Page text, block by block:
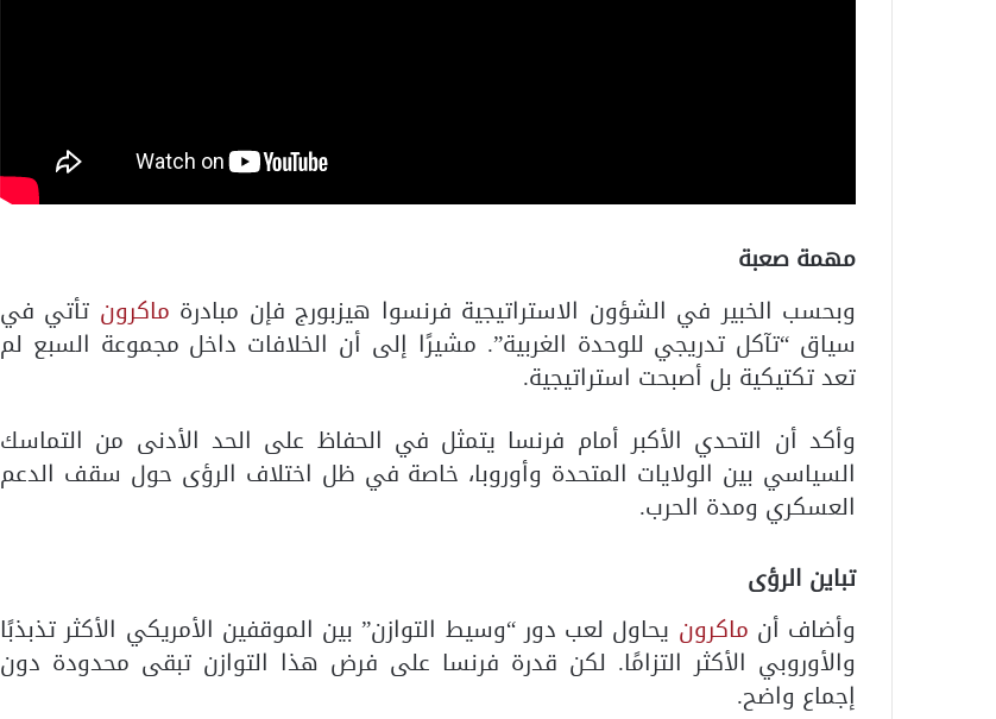
مهمة صعبة
وبحسب الخبير في الشؤون الاستراتيجية فرنسوا هيزبورج فإن مبادرة ماكرون تأتي في
سياق “تآكل تدريجي للوحدة الغربية”. مشيرًا إلى أن الخلافات داخل مجموعة السبع لم
تعد تكتيكية بل أصبحت استراتيجية.
وأكد أن التحدي الأكبر أمام فرنسا يتمثل في الحفاظ على الحد الأدنى من التماسك
السياسي بين الولايات المتحدة وأوروبا، خاصة في ظل اختلاف الرؤى حول سقف الدعم
العسكري ومدة الحرب.
تباين الرؤى
وأضاف أن ماكرون يحاول لعب دور “وسيط التوازن” بين الموقفين الأمريكي الأكثر تذبذبًا
والأوروبي الأكثر التزامًا. لكن قدرة فرنسا على فرض هذا التوازن تبقى محدودة دون
إجماع واضح.